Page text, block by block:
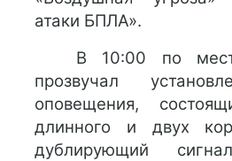
атаки БПЛА».
В 10:00 по
прозвучал
оповещения,
длинного и двух
дублирующий